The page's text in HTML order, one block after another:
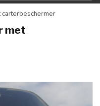
carterbeschermer
met